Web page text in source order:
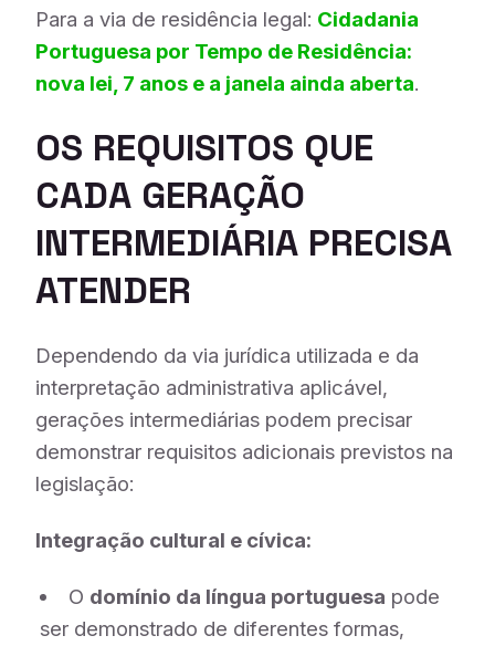
Para a via de residência legal: Cidadania
Portuguesa por Tempo de Residência:
nova lei, 7 anos e a janela ainda aberta.
OS REQUISITOS QUE
CADA GERAÇÃO
INTERMEDIÁRIA PRECISA
ATENDER
Dependendo da via jurídica utilizada e da
interpretação administrativa aplicável,
gerações intermediárias podem precisar
demonstrar requisitos adicionais previstos na
legislação:
Integração cultural e cívica:
O domínio da língua portuguesa pode
ser demonstrado de diferentes formas,